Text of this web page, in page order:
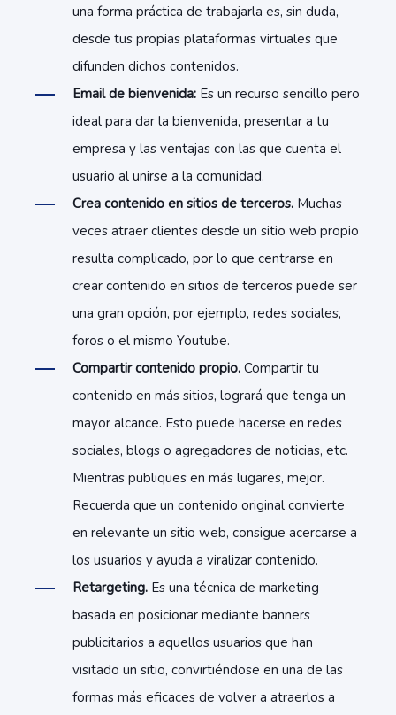
una forma práctica de trabajarla es, sin duda,
desde tus propias plataformas virtuales que
difunden dichos contenidos.
Email de bienvenida: Es un recurso sencillo pero
ideal para dar la bienvenida, presentar a tu
empresa y las ventajas con las que cuenta el
usuario al unirse a la comunidad.
Crea contenido en sitios de terceros. Muchas
veces atraer clientes desde un sitio web propio
resulta complicado, por lo que centrarse en
crear contenido en sitios de terceros puede ser
una gran opción, por ejemplo, redes sociales,
foros o el mismo Youtube.
Compartir contenido propio. Compartir tu
contenido en más sitios, logrará que tenga un
mayor alcance. Esto puede hacerse en redes
sociales, blogs o agregadores de noticias, etc.
Mientras publiques en más lugares, mejor.
Recuerda que un contenido original convierte
en relevante un sitio web, consigue acercarse a
los usuarios y ayuda a viralizar contenido.
Retargeting. Es una técnica de marketing
basada en posicionar mediante banners
publicitarios a aquellos usuarios que han
visitado un sitio, convirtiéndose en una de las
formas más eficaces de volver a atraerlos a